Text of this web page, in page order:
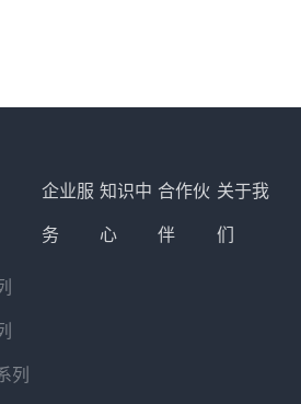
列
企业服
务
知识中
心
合作伙
伴
关于我
们